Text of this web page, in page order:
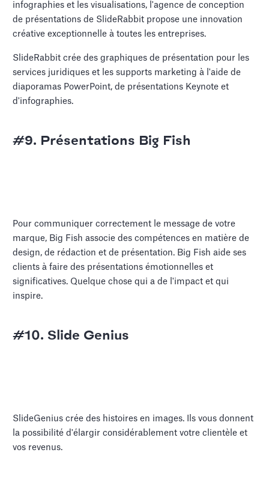
infographies et les visualisations, l'agence de conception
de présentations de SlideRabbit propose une innovation
créative exceptionnelle à toutes les entreprises.
SlideRabbit crée des graphiques de présentation pour les
services juridiques et les supports marketing à l'aide de
diaporamas PowerPoint, de présentations Keynote et
d'infographies.
#9. Présentations Big Fish
Pour communiquer correctement le message de votre
marque, Big Fish associe des compétences en matière de
design, de rédaction et de présentation. Big Fish aide ses
clients à faire des présentations émotionnelles et
significatives. Quelque chose qui a de l'impact et qui
inspire.
#10. Slide Genius
SlideGenius crée des histoires en images. Ils vous donnent
la possibilité d'élargir considérablement votre clientèle et
vos revenus.